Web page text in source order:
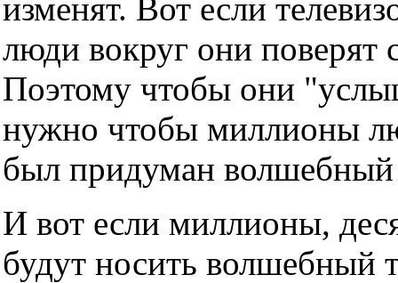
изменят. Вот если
люди вокруг они поверят
Поэтому чтобы они
нужно чтобы миллионы
был придуман волшебный
И вот если миллионы,
будут носить волшебный